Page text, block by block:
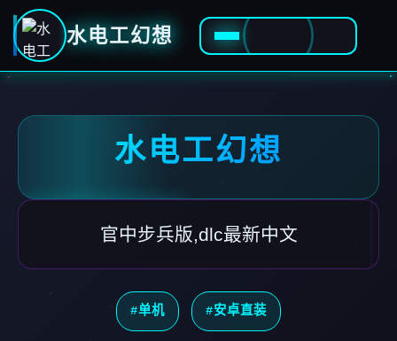
水电工幻想
水电工幻想
官中步兵版,dlc最新中文
#单机 #安卓直装